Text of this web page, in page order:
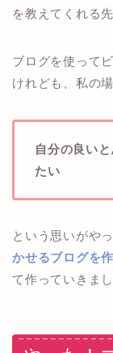
を教えてくれる
ブログを使って
けれども、私の
自分の良い
たい
という思いがや
かせるブログを
て作っていきまし